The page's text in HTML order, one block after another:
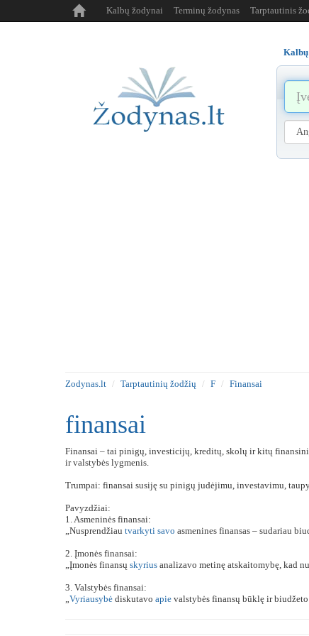
Kalbų žodynai Terminų žodynas Tarptautinis
Zodynas.lt Tarptautinių žodžių F Finansai
finansai
Finansai – tai pinigų, investicijų, kreditų, skolų ir kitų
ir valstybės lygmenis.
Trumpai: finansai susiję su pinigų judėjimu, investavimu,
Pavyzdžiai:
1. Asmeninės finansai:
„Nusprendžiau tvarkyti savo asmenines finansas – sudariau
2. Įmonės finansai:
„Įmonės finansų skyrius analizavo metinę atskaitomybę, kad
3. Valstybės finansai:
„Vyriausybė diskutavo apie valstybės finansų būklę ir